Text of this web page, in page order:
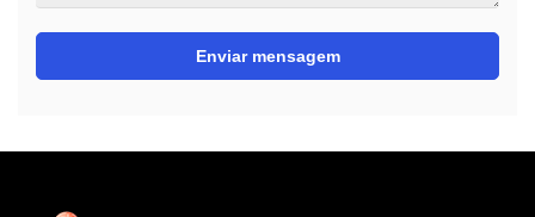
Enviar mensagem